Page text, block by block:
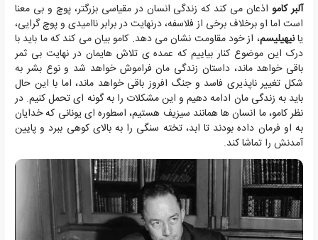
آلبر کامو اذعان می کند که زندگی انسان در مقیاسی بزرگتر، پوچ و بی معنا
است اما او برخلاف برخی از فلاسفه، درنهایت در برابر ناامیدی و پوچ گرایی،
یانیهیلیسم، از خود مقاومت نشان می دهد. کامو بیان می کند که ما باید با
درک این موضوع کنار بیاییم که عمده ی تلاش هایمان در نهایت بی ثمر
باقی خواهد ماند، داستان زندگی مان فراموش خواهد شد و نوع بشر به
شکل تغییر ناپذیری فاسد و جنگ افروز باقی خواهد ماند، اما با این حال
باید به زندگی مان ادامه دهیم و این مشکلات را به گونه ای تحمل کنیم. در
نظر کامو، ما انسان ها همانند سیزیف هستیم، اسطوره ای یونانی که خدایان
به او فرمان داده بودند تا ابد، تخته سنگی را به بالای کوهی ببرد و پایین
آمدنش را تماشا کند.